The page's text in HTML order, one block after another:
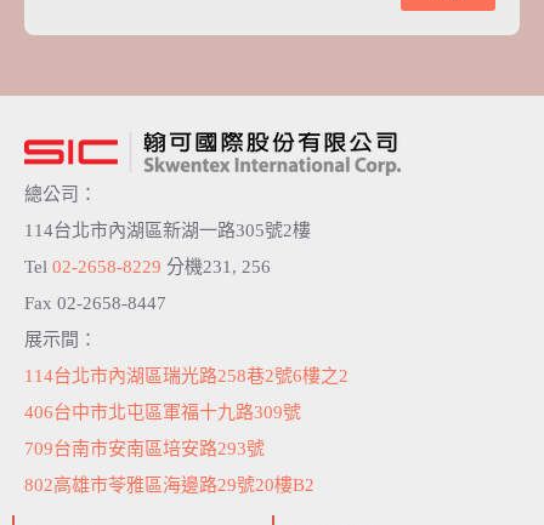
a
i
e
:
總公司：
114台北市內湖區新湖一路305號2樓
Tel 02-2658-8229 分機231, 256
Fax 02-2658-8447
展示間：
114台北市內湖區瑞光路258巷2號6樓之2
406台中市北屯區軍福十九路309號
709台南市安南區培安路293號
802高雄市苓雅區海邊路29號20樓B2